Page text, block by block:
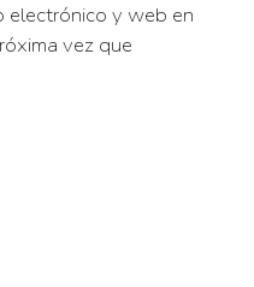
electrónico y web en
vez que